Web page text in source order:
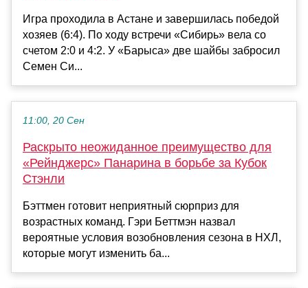
Игра проходила в Астане и завершилась победой
хозяев (6:4). По ходу встречи «Сибирь» вела со
счетом 2:0 и 4:2. У «Барыса» две шайбы забросил
Семен Си...
11:00, 20 Сен
Раскрыто неожиданное преимущество для
«Рейнджерс» Панарина в борьбе за Кубок
Стэнли
Бэттмен готовит неприятный сюрприз для
возрастных команд. Гэри Беттмэн назвал
вероятные условия возобновления сезона в НХЛ,
которые могут изменить ба...